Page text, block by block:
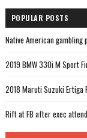
POPULAR POSTS
Native American
2019 BMW 330i M Sport
2018 Maruti Suzuki Ertiga
Rift at FB after exec